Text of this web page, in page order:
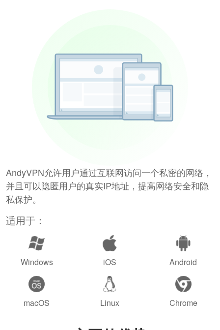
AndyVPN允许用户通过互联网访问一个私密的网络，
并且可以隐匿用户的真实IP地址，提高网络安全和隐
私保护。
适用于：
Windows iOS Android
macOS Linux Chrome